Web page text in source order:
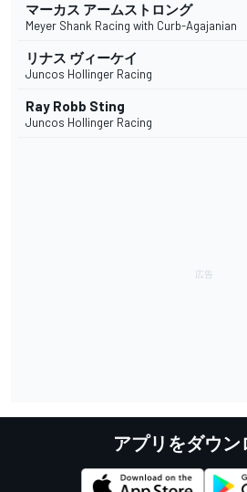
マーカス アームストロング
Meyer Shank Racing with Curb-Agajanian
リナス ヴィーケイ
Juncos Hollinger Racing
Ray Robb Sting
Juncos Hollinger Racing
アプリをダウン